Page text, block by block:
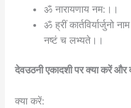
ॐ नारायणाय नम:।।
ॐ ह्रीं कार्तविर्यार्जुनो
नष्‍टं च लभ्यते।।
देवउठनी एकादशी पर क्या करें और
क्या करें: